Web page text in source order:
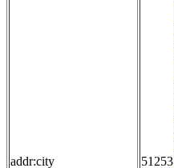
addr:city 51253